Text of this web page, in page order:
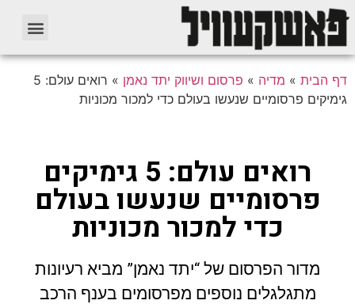
דף הבית » מדיה » פרסום ושיווק יתד נאמן »
רואים עולם: 5
גימיקים פרסומיים שנעשו בעולם כדי למכור מכוניות
רואים עולם: 5 גימיקים
פרסומיים שנעשו בעולם
כדי למכור מכוניות
מדור הפרסום של “יתד נאמן” מביא רעיונות
מתגלגלים נוספים מפרסומים בענף הרכב